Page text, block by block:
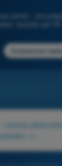
portail : une
Commencer
- Licence pilote